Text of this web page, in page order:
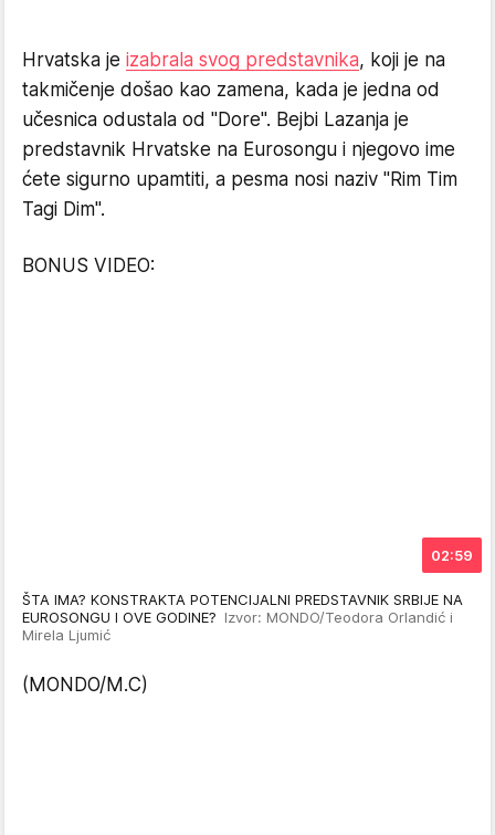
Hrvatska je izabrala svog predstavnika, koji je na
takmičenje došao kao zamena, kada je jedna od
učesnica odustala od "Dore". Bejbi Lazanja je
predstavnik Hrvatske na Eurosongu i njegovo ime
ćete sigurno upamtiti, a pesma nosi naziv "Rim Tim
Tagi Dim".
BONUS VIDEO:
02:59
ŠTA IMA? KONSTRAKTA POTENCIJALNI PREDSTAVNIK SRBIJE NA
EUROSONGU I OVE GODINE? Izvor: MONDO/Teodora Orlandić i
Mirela Ljumić
(MONDO/M.C)